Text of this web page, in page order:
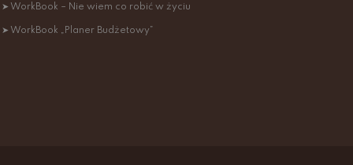
➤ WorkBook – Nie wiem co robić w życiu
➤ WorkBook „Planer Budżetowy”